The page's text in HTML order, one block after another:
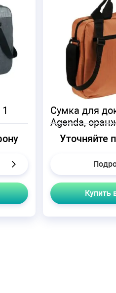
Сумка для
Agenda,
Уточняйте
Купить